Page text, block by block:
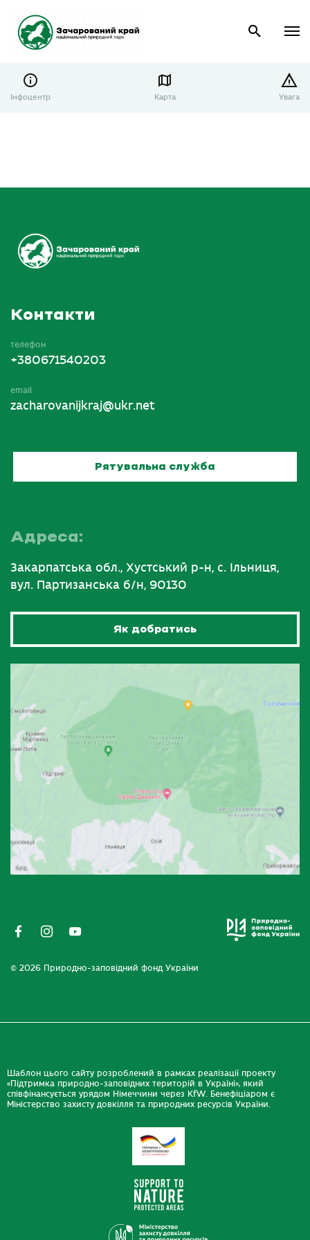
Інфоцентр Карта Увага
Контакти
телефон
+380671540203
email
zacharovanijkraj@ukr.net
Рятувальна служба
Адреса:
Закарпатська обл., Хустський р-н, с. Ільниця,
вул. Партизанська б/н, 90130
Як добратись
© 2026 Природно-заповідний фонд України
Шаблон цього сайту розроблений в рамках реалізації проекту
«Підтримка природно-заповідних територій в Україні», який
співфінансується урядом Німеччини через KfW. Бенефіціаром є
Міністерство захисту довкілля та природних ресурсів України.